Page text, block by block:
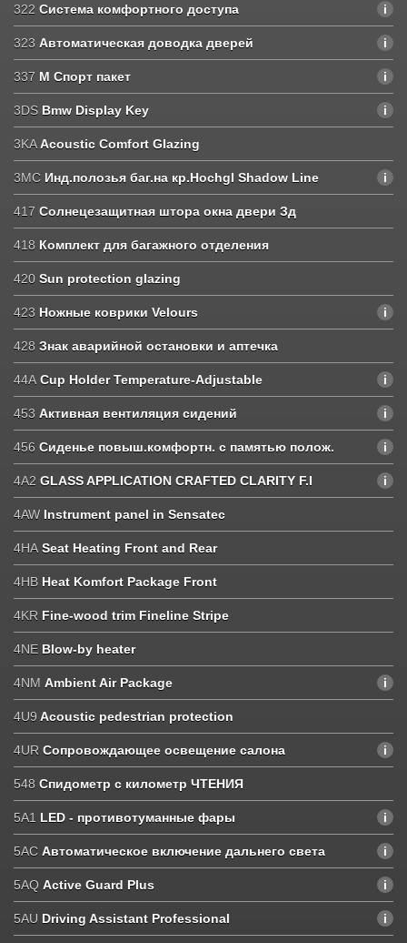
322 Система комфортного доступа
323 Автоматическая доводка дверей
337 М Спорт пакет
3DS Bmw Display Key
3KA Acoustic Comfort Glazing
3MC Инд.полозья баг.на кр.Hochgl Shadow Line
417 Солнецезащитная штора окна двери Зд
418 Комплект для багажного отделения
420 Sun protection glazing
423 Ножные коврики Velours
428 Знак аварийной остановки и аптечка
44A Cup Holder Temperature-Adjustable
453 Активная вентиляция сидений
456 Сиденье повыш.комфортн. с памятью полож.
4A2 GLASS APPLICATION CRAFTED CLARITY F.I
4AW Instrument panel in Sensatec
4HA Seat Heating Front and Rear
4HB Heat Komfort Package Front
4KR Fine-wood trim Fineline Stripe
4NE Blow-by heater
4NM Ambient Air Package
4U9 Acoustic pedestrian protection
4UR Сопровождающее освещение салона
548 Спидометр с километр ЧТЕНИЯ
5A1 LED - противотуманные фары
5AC Автоматическое включение дальнего света
5AQ Active Guard Plus
5AU Driving Assistant Professional